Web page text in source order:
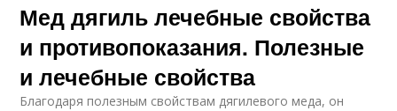
Мед дягиль лечебные свойства
и противопоказания. Полезные
и лечебные свойства
Благодаря полезным свойствам дягилевого меда, он